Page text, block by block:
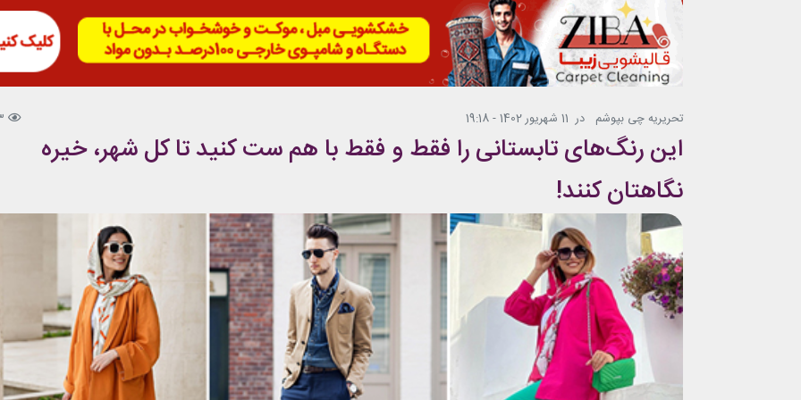
تحریریه چی بپوشم در 11 شهریور 1402 - 19:18
این رنگ‌های تابستانی را فقط و فقط با هم ست کنید تا کل شهر، خیره
نگاهتان کنند!